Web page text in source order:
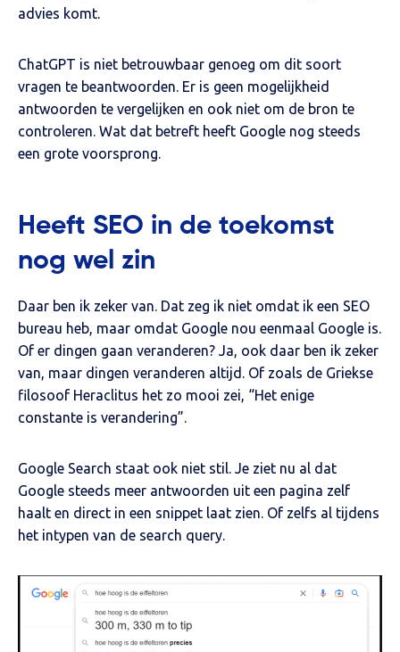
advies komt.
ChatGPT is niet betrouwbaar genoeg om dit soort
vragen te beantwoorden. Er is geen mogelijkheid
antwoorden te vergelijken en ook niet om de bron te
controleren. Wat dat betreft heeft Google nog steeds
een grote voorsprong.
Heeft SEO in de toekomst
nog wel zin
Daar ben ik zeker van. Dat zeg ik niet omdat ik een SEO
bureau heb, maar omdat Google nou eenmaal Google is.
Of er dingen gaan veranderen? Ja, ook daar ben ik zeker
van, maar dingen veranderen altijd. Of zoals de Griekse
filosoof Heraclitus het zo mooi zei, “Het enige
constante is verandering”.
Google Search staat ook niet stil. Je ziet nu al dat
Google steeds meer antwoorden uit een pagina zelf
haalt en direct in een snippet laat zien. Of zelfs al tijdens
het intypen van de search query.